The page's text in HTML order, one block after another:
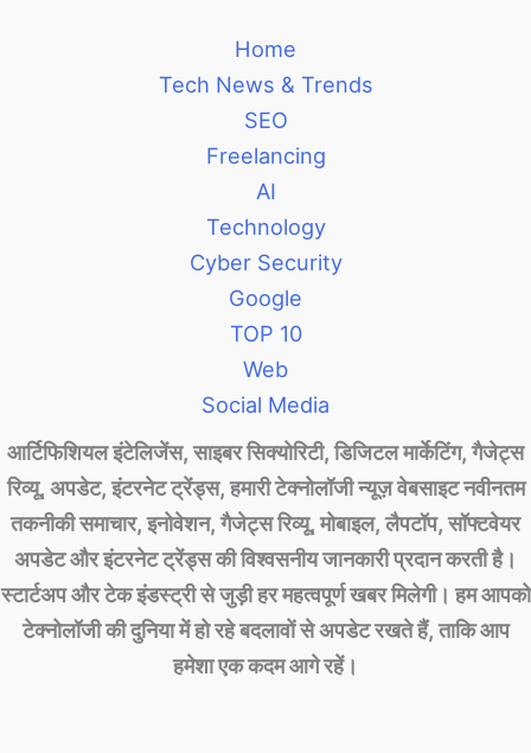
Home
Tech News & Trends
SEO
Freelancing
AI
Technology
Cyber Security
Google
TOP 10
Web
Social Media
आर्टिफिशियल इंटेलिजेंस, साइबर सिक्योरिटी, डिजिटल मार्केटिंग, गैजेट्स
रिव्यू, अपडेट, इंटरनेट ट्रेंड्स, हमारी टेक्नोलॉजी न्यूज़ वेबसाइट नवीनतम
तकनीकी समाचार, इनोवेशन, गैजेट्स रिव्यू, मोबाइल, लैपटॉप, सॉफ्टवेयर
अपडेट और इंटरनेट ट्रेंड्स की विश्वसनीय जानकारी प्रदान करती है।
स्टार्टअप और टेक इंडस्ट्री से जुड़ी हर महत्वपूर्ण खबर मिलेगी। हम आपको
टेक्नोलॉजी की दुनिया में हो रहे बदलावों से अपडेट रखते हैं, ताकि आप
हमेशा एक कदम आगे रहें।